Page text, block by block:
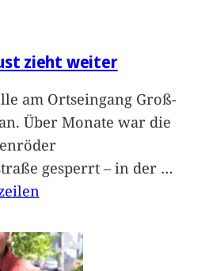
zieht weiter
am Ortseingang Groß-
Über Monate war die
gesperrt – in der …